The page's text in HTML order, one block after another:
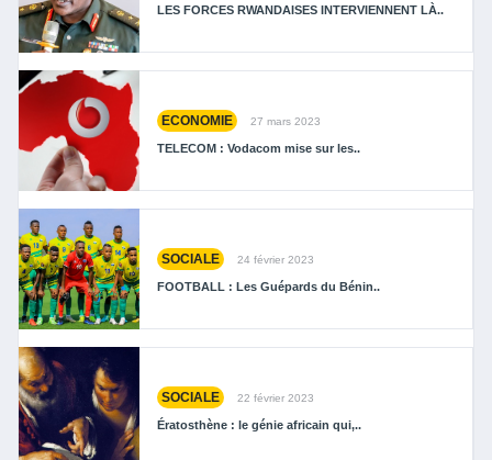
LES FORCES RWANDAISES INTERVIENNENT LÀ..
ECONOMIE 27 mars 2023
TELECOM : Vodacom mise sur les..
SOCIALE 24 février 2023
FOOTBALL : Les Guépards du Bénin..
SOCIALE 22 février 2023
Ératosthène : le génie africain qui,..